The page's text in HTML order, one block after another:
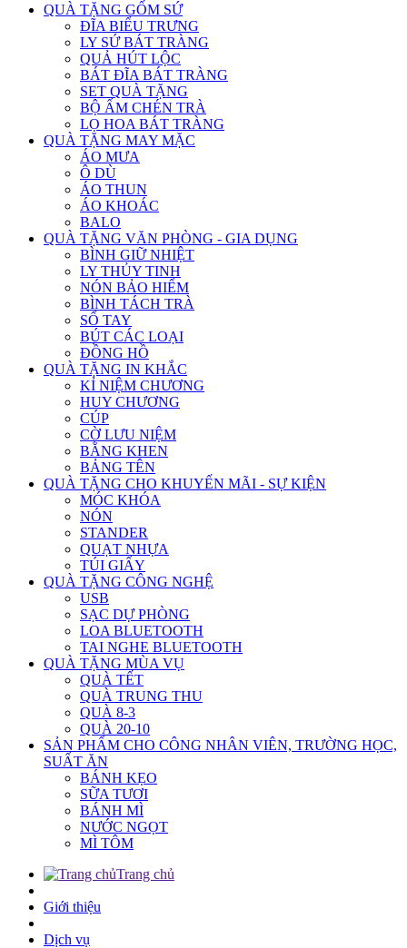
QUÀ TẶNG GỐM SỨ
ĐĨA BIỂU TRƯNG
LY SỨ BÁT TRÀNG
QUẢ HÚT LỘC
BÁT ĐĨA BÁT TRÀNG
SET QUÀ TẶNG
BỘ ẤM CHÉN TRÀ
LỌ HOA BÁT TRÀNG
QUÀ TẶNG MAY MẶC
ÁO MƯA
Ô DÙ
ÁO THUN
ÁO KHOÁC
BALO
QUÀ TẶNG VĂN PHÒNG - GIA DỤNG
BÌNH GIỮ NHIỆT
LY THỦY TINH
NÓN BẢO HIỂM
BÌNH TÁCH TRÀ
SỔ TAY
BÚT CÁC LOẠI
ĐỒNG HỒ
QUÀ TẶNG IN KHẮC
KỈ NIỆM CHƯƠNG
HUY CHƯƠNG
CÚP
CỜ LƯU NIỆM
BẰNG KHEN
BẢNG TÊN
QUÀ TẶNG CHO KHUYẾN MÃI - SỰ KIỆN
MÓC KHÓA
NÓN
STANDER
QUẠT NHỰA
TÚI GIẤY
QUÀ TẶNG CÔNG NGHỆ
USB
SẠC DỰ PHÒNG
LOA BLUETOOTH
TAI NGHE BLUETOOTH
QUÀ TẶNG MÙA VỤ
QUÀ TẾT
QUÀ TRUNG THU
QUÀ 8-3
QUÀ 20-10
SẢN PHẨM CHO CÔNG NHÂN VIÊN, TRƯỜNG HỌC,
SUẤT ĂN
BÁNH KẸO
SỮA TƯƠI
BÁNH MÌ
NƯỚC NGỌT
MÌ TÔM
Trang chủ
Giới thiệu
Dịch vụ